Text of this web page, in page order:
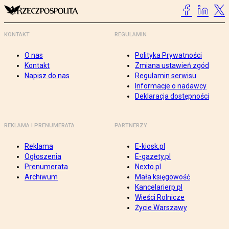
KONTAKT
O nas
Kontakt
Napisz do nas
REGULAMIN
Polityka Prywatności
Zmiana ustawień zgód
Regulamin serwisu
Informacje o nadawcy
Deklaracja dostępności
REKLAMA I PRENUMERATA
Reklama
Ogłoszenia
Prenumerata
Archiwum
PARTNERZY
E-kiosk.pl
E-gazety.pl
Nexto.pl
Mała księgowość
Kancelarierp.pl
Wieści Rolnicze
Życie Warszawy